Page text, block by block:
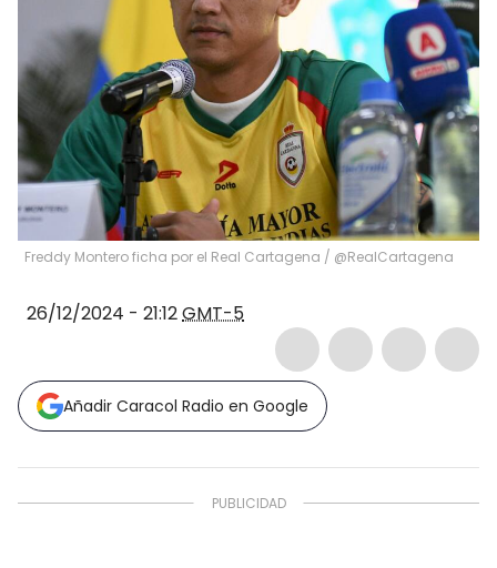
Freddy Montero ficha por el Real Cartagena / @RealCartagena
26/12/2024 - 21:12GMT-5
Añadir Caracol Radio en Google